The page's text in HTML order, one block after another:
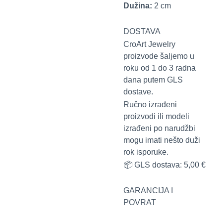
Dužina: 2 cm
DOSTAVA
CroArt Jewelry
proizvode šaljemo u
roku od 1 do 3 radna
dana putem GLS
dostave.
Ručno izrađeni
proizvodi ili modeli
izrađeni po narudžbi
mogu imati nešto duži
rok isporuke.
📦 GLS dostava: 5,00 €
GARANCIJA I
POVRAT